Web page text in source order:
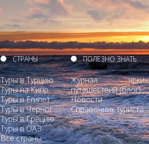
СТРАНЫ
Туры в Турцию
Туры на Кипр
Туры в Египет
Туры в Черногорию
Туры в Грецию
Туры в ОАЭ
Все страны
ПОЛЕЗНО ЗНАТЬ
Журнал ярких
путешествий (блог)
Новости
Справочник туриста